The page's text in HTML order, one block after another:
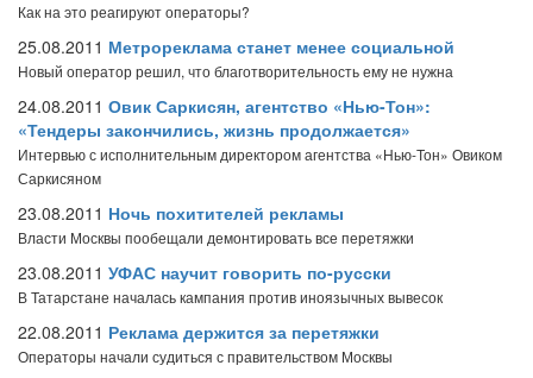
Как на это реагируют операторы?
25.08.2011 Метрореклама станет менее социальной
Новый оператор решил, что благотворительность ему не нужна
24.08.2011 Овик Саркисян, агентство «Нью-Тон»:
«Тендеры закончились, жизнь продолжается»
Интервью с исполнительным директором агентства «Нью-Тон» Овиком
Саркисяном
23.08.2011 Ночь похитителей рекламы
Власти Москвы пообещали демонтировать все перетяжки
23.08.2011 УФАС научит говорить по-русски
В Татарстане началась кампания против иноязычных вывесок
22.08.2011 Реклама держится за перетяжки
Операторы начали судиться с правительством Москвы